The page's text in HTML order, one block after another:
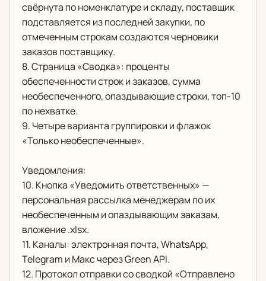
свёрнута по номенклатуре и складу, поставщик
подставляется из последней закупки, по
отмеченным строкам создаются черновики
заказов поставщику.
8. Страница «Сводка»: проценты
обеспеченности строк и заказов, сумма
необеспеченного, опаздывающие строки, топ-10
по нехватке.
9. Четыре варианта группировки и флажок
«Только необеспеченные».
Уведомления:
10. Кнопка «Уведомить ответственных» —
персональная рассылка менеджерам по их
необеспеченным и опаздывающим заказам,
вложение .xlsx.
11. Каналы: электронная почта, WhatsApp,
Telegram и Макс через Green API.
12. Протокол отправки со сводкой «Отправлено